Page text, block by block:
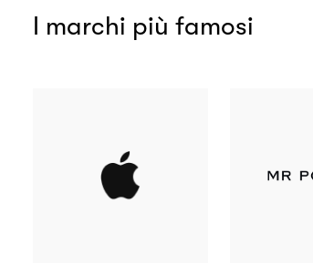
I marchi più famosi